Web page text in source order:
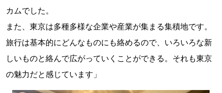
カムでした。
また、東京は多種多様な企業や産業が集まる集積地です。
旅行は基本的にどんなものにも絡めるので、いろいろな新
しいものと絡んで広がっていくことができる。それも東京
の魅力だと感じています」